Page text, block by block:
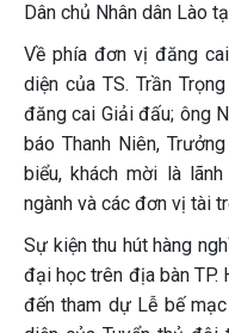
Dân chủ Nhân dân Lào
Về phía đơn vị đăng
diện của TS. Trần
đăng cai Giải đấu; ông
báo Thanh Niên,
biểu, khách mời là
ngành và các đơn vị tài
Sự kiện thu hút hàng
đại học trên địa bàn
đến tham dự Lễ bế